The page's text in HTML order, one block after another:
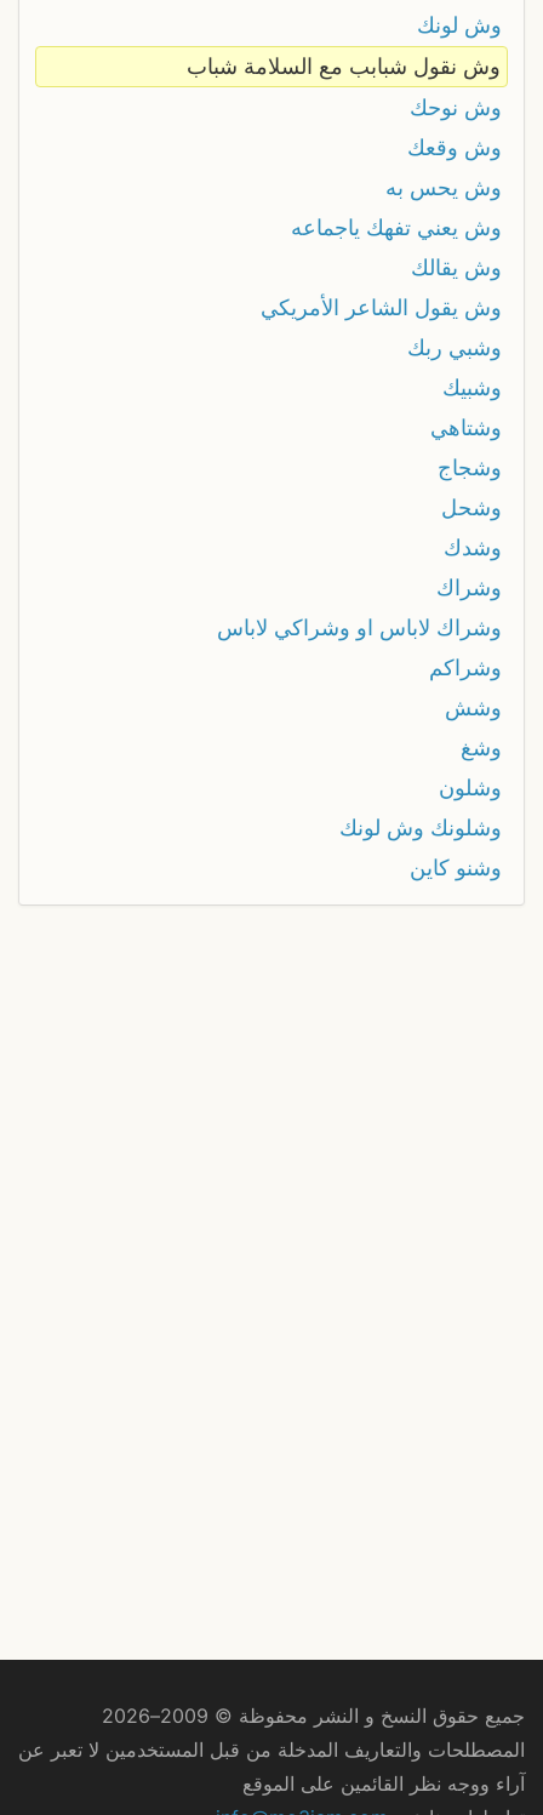
وش لونك
وش نقول شبابب مع السلامة شباب
وش نوحك
وش وقعك
وش يحس به
وش يعني تفهك ياجماعه
وش يقالك
وش يقول الشاعر الأمريكي
وشبي ربك
وشبيك
وشتاهي
وشجاج
وشحل
وشدك
وشراك
وشراك لاباس او وشراكي لاباس
وشراكم
وشش
وشغ
وشلون
وشلونك وش لونك
وشنو كاين
جميع حقوق النسخ و النشر محفوظة © 2009–2026
المصطلحات والتعاريف المدخلة من قبل المستخدمين لا تعبر عن
آراء ووجه نظر القائمين على الموقع